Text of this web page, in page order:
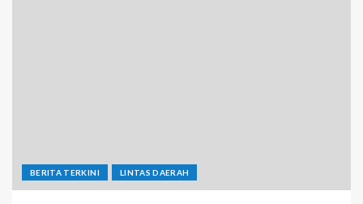
BERITA TERKINI LINTAS DAERAH